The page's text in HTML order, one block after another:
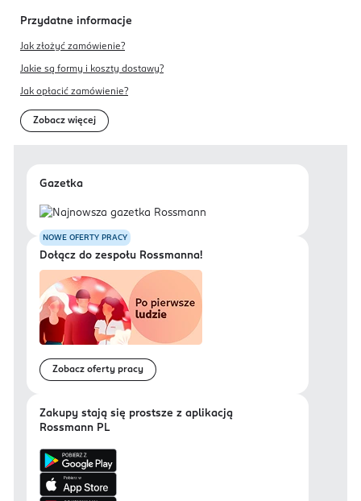
Przydatne informacje
Jak złożyć zamówienie?
Jakie są formy i koszty dostawy?
Jak opłacić zamówienie?
Zobacz więcej
Gazetka
NOWE OFERTY PRACY
Dołącz do zespołu Rossmanna!
Zobacz oferty pracy
Zakupy stają się prostsze z aplikacją
Rossmann PL